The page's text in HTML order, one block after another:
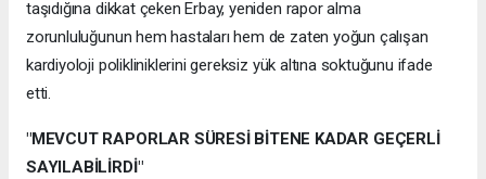
taşıdığına dikkat çeken Erbay, yeniden rapor alma
zorunluluğunun hem hastaları hem de zaten yoğun çalışan
kardiyoloji polikliniklerini gereksiz yük altına soktuğunu ifade
etti.
"MEVCUT RAPORLAR SÜRESİ BİTENE KADAR GEÇERLİ
SAYILABİLİRDİ"